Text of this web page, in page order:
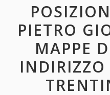
PIETRO
MAPPE